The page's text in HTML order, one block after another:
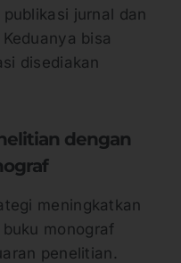
jurnal dan
bisa
disediakan
dengan
meningkatkan
monograf
penelitian.